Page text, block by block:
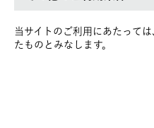
当サイトのご利用にあたって
たものとみなします。